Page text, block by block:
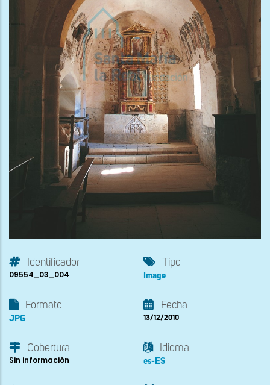
Identificador
09554_03_004
Tipo
Image
Formato
JPG
Fecha
13/12/2010
Cobertura
Sin información
Idioma
es-ES